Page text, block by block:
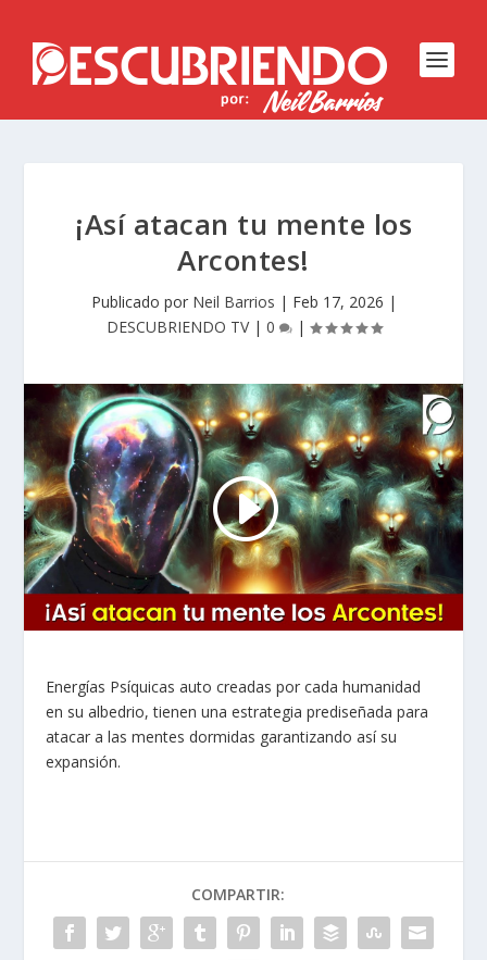
¡Así atacan tu mente los
Arcontes!
Publicado por Neil Barrios | Feb 17, 2026 |
DESCUBRIENDO TV| 0 |
Energías Psíquicas auto creadas por cada humanidad
en su albedrio, tienen una estrategia prediseñada para
atacar a las mentes dormidas garantizando así su
expansión.
COMPARTIR: